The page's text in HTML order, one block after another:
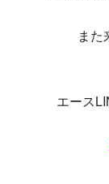
また
エース